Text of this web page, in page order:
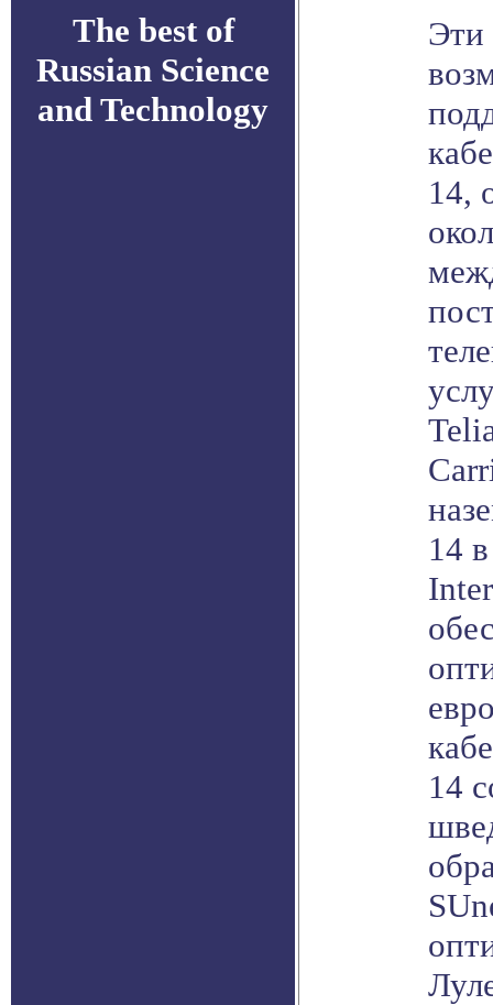
The best of
Russian Science
and Technology
Эти
14,
14
14